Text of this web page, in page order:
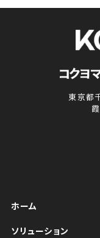
東京都
ホーム
ソリューション